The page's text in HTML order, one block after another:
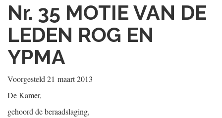
Nr. 35 MOTIE VAN DE
LEDEN ROG EN
YPMA
Voorgesteld 21 maart 2013
De Kamer,
gehoord de beraadslaging,